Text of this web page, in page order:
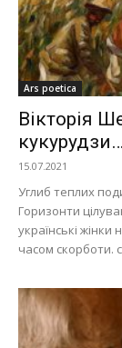
Ars poetica
Вікторія
кукурудзи…
15.07.2021
Углиб теплих
Горизонти
українські
часом скорботи.